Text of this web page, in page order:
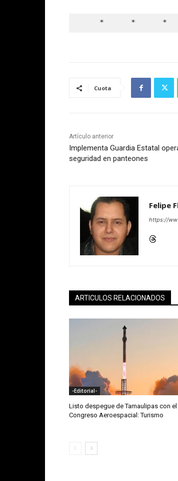
     *      *      *
Cuota
Artículo anterior
Implementa Guardia Estatal
seguridad en panteones
Felipe
https://
ARTICULOS RELACIONADOS
-Editorial-
Listo despegue de Tamaulipas con el
Congreso Aeroespacial: Turismo